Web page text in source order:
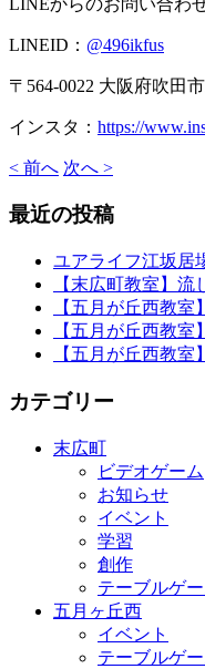
LINEID： @496ikfus
〒564-0022 大阪府吹田
インスタ： https://
< 前へ 次へ >
最近の投稿
ユアライフ江坂居
【末広町教室】流
【五月が丘西教
【五月が丘西教
【五月が丘西教
カテゴリー
末広町
ビデオゲーム
お知らせ
イベント
学習
創作
テーブルゲ
五月ヶ丘西
イベント
テーブルゲ